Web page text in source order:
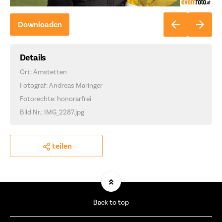
Downloaden
Details
Ort: Amstetten
Fotograf: Andreas Maringer
Fotorechte: honorarfrei
Bild Nr.: IMG_2287.jpg
teilen
Back to top